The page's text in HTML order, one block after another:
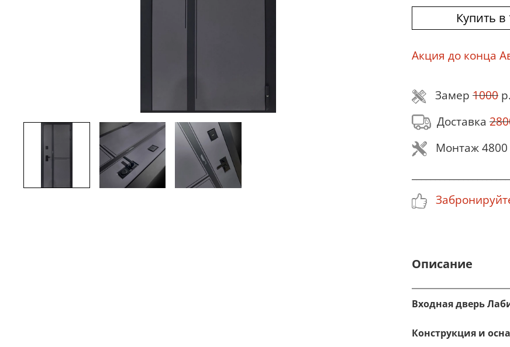
Купить в
Акция до конца
Замер 1000 р.
Доставка
Монтаж 4800
Описание
Входная дверь
Конструкция и